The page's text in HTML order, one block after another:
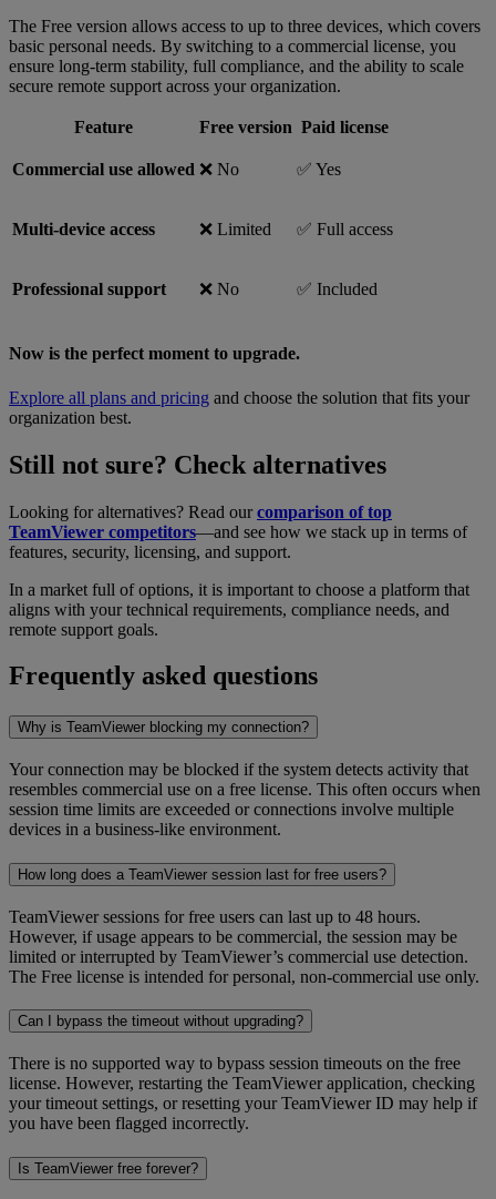
The Free version allows access to up to three devices, which covers
basic personal needs. By switching to a commercial license, you
ensure long-term stability, full compliance, and the ability to scale
secure remote support across your organization.
Feature Free version Paid license
Commercial use allowed ❌ No ✅ Yes
Multi-device access ❌ Limited ✅ Full access
Professional support ❌ No ✅ Included
Now is the perfect moment to upgrade.
Explore all plans and pricing and choose the solution that fits your
organization best.
Still not sure? Check alternatives
Looking for alternatives? Read ourcomparison of top
TeamViewer competitors—and see how we stack up in terms of
features, security, licensing, and support.
In a market full of options, it is important to choose a platform that
aligns with your technical requirements, compliance needs, and
remote support goals.
Frequently asked questions
Why is TeamViewer blocking my connection?
Your connection may be blocked if the system detects activity that
resembles commercial use on a free license. This often occurs when
session time limits are exceeded or connections involve multiple
devices in a business-like environment.
How long does a TeamViewer session last for free users?
TeamViewer sessions for free users can last up to 48 hours.
However, if usage appears to be commercial, the session may be
limited or interrupted by TeamViewer’s commercial use detection.
The Free license is intended for personal, non-commercial use only.
Can I bypass the timeout without upgrading?
There is no supported way to bypass session timeouts on the free
license. However, restarting the TeamViewer application, checking
your timeout settings, or resetting your TeamViewer ID may help if
you have been flagged incorrectly.
Is TeamViewer free forever?